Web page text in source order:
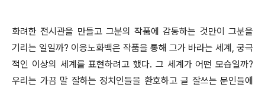
화려한 전시관을 만들고 그분의 작품에 감동하는 것만이 그분을
기리는 일일까? 이응노화백은 작품을 통해 그가 바라는 세계, 궁극
적인 이상의 세계를 표현하려고 했다. 그 세계가 어떤 모습일까?
우리는 가끔 말 잘하는 정치인들을 환호하고 글 잘쓰는 문인들에